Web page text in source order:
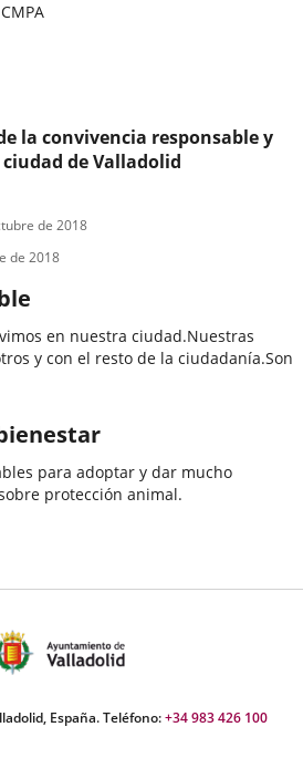
la convivencia responsable y
de Valladolid
de 2018
de 2018
en nuestra ciudad.Nuestras
y con el resto de la ciudadanía.Son
para adoptar y dar mucho
protección animal.
España. Teléfono:+34 983 426 100